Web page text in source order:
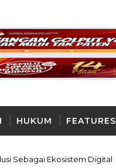
HUKUM FEATURES
Sebagai Ekosistem Digital